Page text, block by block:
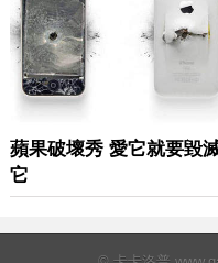
重要聲明：本網站為提供
保所提供之檔案/內容無